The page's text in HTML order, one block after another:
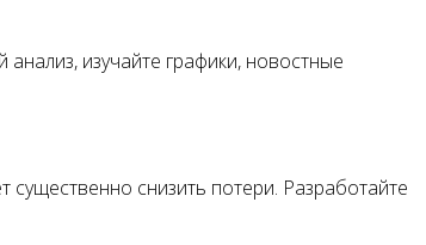
изучайте графики, новостные
снизить потери. Разработайте